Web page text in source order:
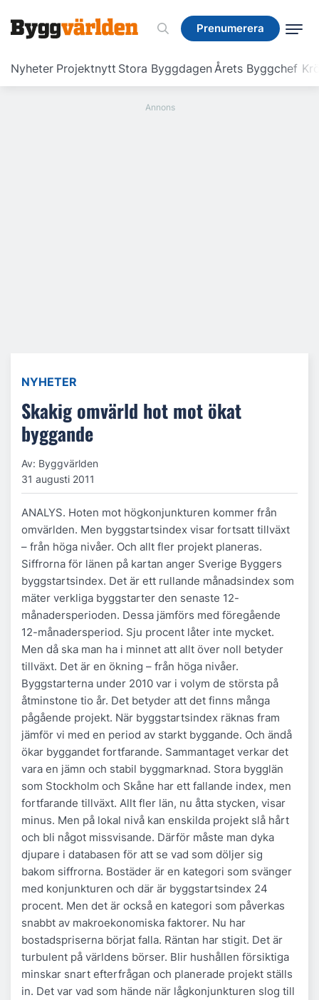
Prenumerera
Nyheter Projektnytt Stora ByggdagenÅrets Byggchef
Prenumerera
NYHETER
Skakig omvärld hot mot ökat
byggande
Av: Byggvärlden
31 augusti 2011
ANALYS. Hoten mot högkonjunkturen kommer från
omvärlden. Men byggstartsindex visar fortsatt tillväxt
– från höga nivåer. Och allt fler projekt planeras.
Siffrorna för länen på kartan anger Sverige Byggers
byggstartsindex. Det är ett rullande månadsindex som
mäter verkliga byggstarter den senaste 12-
månadersperioden. Dessa jämförs med föregående
12-månadersperiod. Sju procent låter inte mycket.
Men då ska man ha i minnet att allt över noll betyder
tillväxt. Det är en ökning – från höga nivåer.
Byggstarterna under 2010 var i volym de största på
åtminstone tio år. Det betyder att det finns många
pågående projekt. När byggstartsindex räknas fram
jämför vi med en period av starkt byggande. Och ändå
ökar byggandet fortfarande. Sammantaget verkar det
vara en jämn och stabil byggmarknad. Stora bygglän
som Stockholm och Skåne har ett fallande index, men
fortfarande tillväxt. Allt fler län, nu åtta stycken, visar
minus. Men på lokal nivå kan enskilda projekt slå hårt
och bli något missvisande. Därför måste man dyka
djupare i databasen för att se vad som döljer sig
bakom siffrorna. Bostäder är en kategori som svänger
med konjunkturen och där är byggstartsindex 24
procent. Men det är också en kategori som påverkas
snabbt av makroekonomiska faktorer. Nu har
bostadspriserna börjat falla. Räntan har stigit. Det är
turbulent på världens börser. Blir hushållen försiktiga
minskar snart efterfrågan och planerade projekt ställs
in. Det var vad som hände när lågkonjunkturen slog till